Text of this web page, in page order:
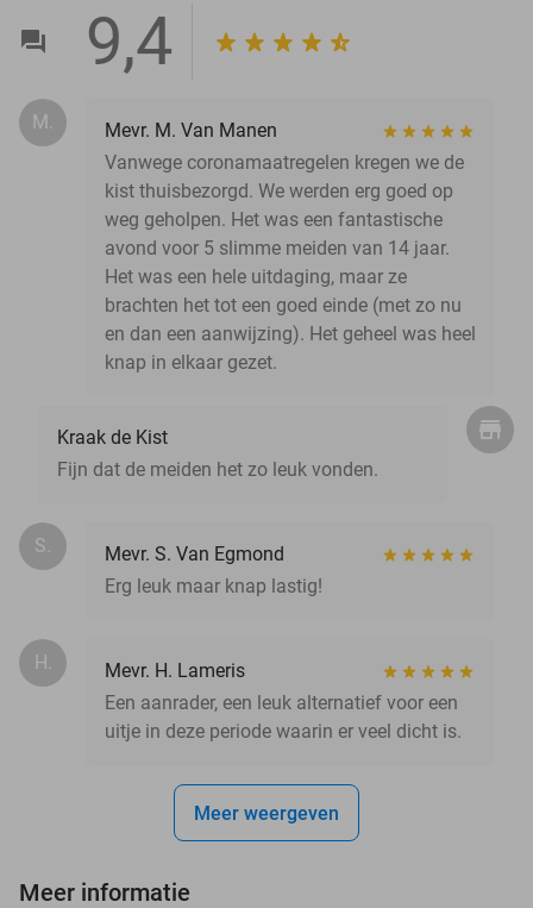
9,4
M.
Mevr. M. Van Manen
Vanwege coronamaatregelen kregen we de
kist thuisbezorgd. We werden erg goed op
weg geholpen. Het was een fantastische
avond voor 5 slimme meiden van 14 jaar.
Het was een hele uitdaging, maar ze
brachten het tot een goed einde (met zo nu
en dan een aanwijzing). Het geheel was heel
knap in elkaar gezet.
Kraak de Kist
Fijn dat de meiden het zo leuk vonden.
S.
Mevr. S. Van Egmond
Erg leuk maar knap lastig!
H.
Mevr. H. Lameris
Een aanrader, een leuk alternatief voor een
uitje in deze periode waarin er veel dicht is.
Meer weergeven
Meer informatie